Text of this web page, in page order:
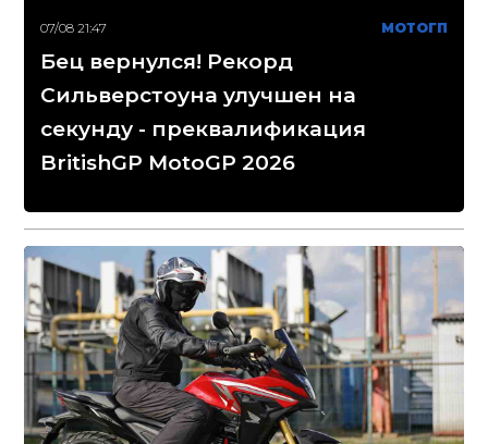
07/08 21:47 МОТОГП
Бец вернулся! Рекорд
Сильверстоуна улучшен на
секунду - преквалификация
BritishGP MotoGP 2026